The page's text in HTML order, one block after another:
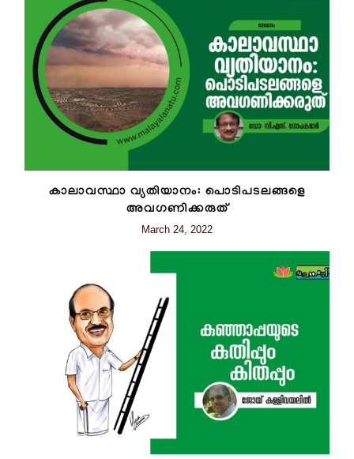
കാലാവസ്ഥാ വ്യതിയാനം: പൊടിപടലങ്ങളെ
അവഗണിക്കരുത്
March 24, 2022